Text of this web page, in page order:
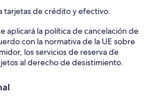
tarjetas de crédito y efectivo.
aplicará la política de cancelación de
con la normativa de la UE sobre
los servicios de reserva de
al derecho de desistimiento.